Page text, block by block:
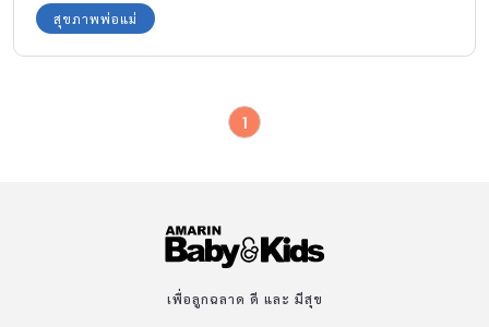
สุขภาพพ่อแม่
1
เพื่อลูกฉลาด ดี และ มีสุข